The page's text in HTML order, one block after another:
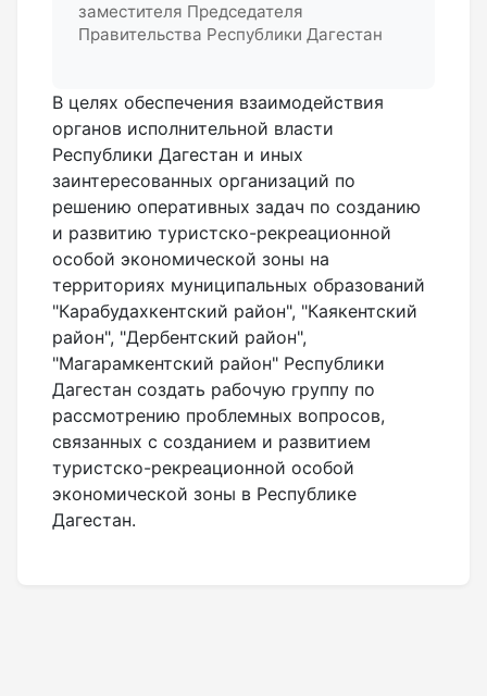
заместителя Председателя
Правительства Республики Дагестан
В целях обеспечения взаимодействия
органов исполнительной власти
Республики Дагестан и иных
заинтересованных организаций по
решению оперативных задач по созданию
и развитию туристско-рекреационной
особой экономической зоны на
территориях муниципальных образований
"Карабудахкентский район", "Каякентский
район", "Дербентский район",
"Магарамкентский район" Республики
Дагестан создать рабочую группу по
рассмотрению проблемных вопросов,
связанных с созданием и развитием
туристско-рекреационной особой
экономической зоны в Республике
Дагестан.